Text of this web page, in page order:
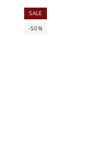
SALE
-50%